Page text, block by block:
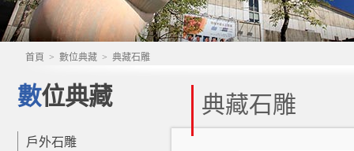
首頁 > 數位典藏 > 典藏石雕
數位典藏
戶外石雕
典藏石雕